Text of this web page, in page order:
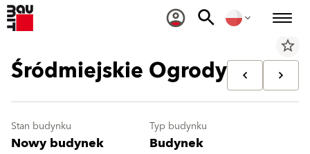
star_border
Śródmiejskie Ogrody
Stan budynku
Nowy budynek
Typ budynku
Budynek